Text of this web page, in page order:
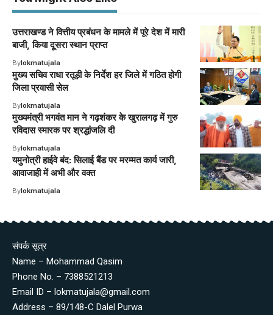
उत्तराखण्ड ने वित्तीय प्रबंधन के मामले में पूरे देश में मारी
बाजी, किया दूसरा स्थान प्राप्त
Bylokmatujala
मुख्य सचिव राधा रतूड़ी के निर्देश हर जिले में गठित होगी
जिला प्रवासी सेल
Bylokmatujala
मुख्यमंत्री भगवंत मान ने गढ़शंकर के खुरालगढ़ में गुरु
रविदास स्मारक पर श्रद्धांजलि दी
Bylokmatujala
यमुनोत्री हाईवे बंद: सिलाई बैंड पर मरम्मत कार्य जारी,
आवाजाही में अभी और वक्त
Bylokmatujala
संपर्क सूत्र
Name – Mohammad Qasim
Phone No. – 7388521213
Email ID – lokmatujala@gmail.com
Address – 89/148-C Dalel Purwa